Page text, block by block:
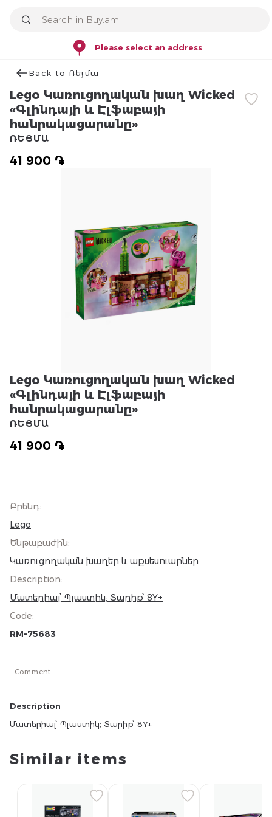
Please select an address
Back to Ռեյմա
Lego Կառուցողական խաղ Wicked
«Գլինդայի և Էլֆաբայի
հանրակացարանը»
41 900 ֏
ՌԵՅՄԱ
Lego Կառուցողական խաղ Wicked
«Գլինդայի և Էլֆաբայի
հանրակացարանը»
41 900 ֏
ՌԵՅՄԱ
Բրենդ:
Lego
Ենթաբաժին:
Կառուցողական խաղեր և աքսեսուարներ
Description:
Մատերիալ՝ Պլաստիկ; Տարիք՝ 8Y+
Code:
RM-75683
Comment
Description
Մատերիալ՝ Պլաստիկ; Տարիք՝ 8Y+
Similar items